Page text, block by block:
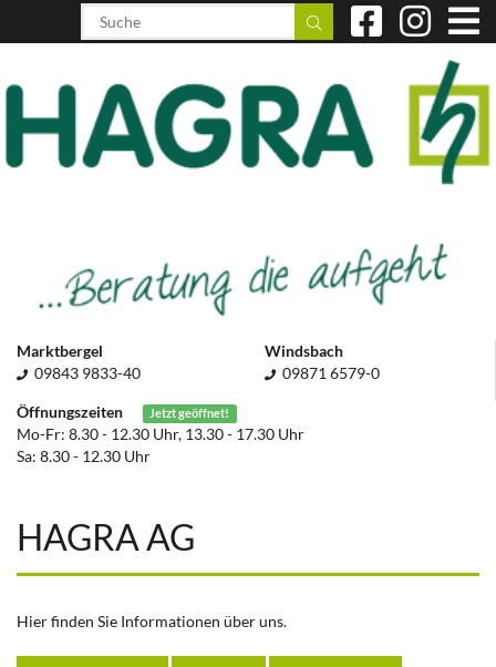
Marktbergel
09843 9833-40
Windsbach
09871 6579-0
Öffnungszeiten Jetzt geöffnet!
Mo-Fr: 8.30 - 12.30 Uhr, 13.30 - 17.30 Uhr
Sa: 8.30 - 12.30 Uhr
HAGRA AG
Hier finden Sie Informationen über uns.